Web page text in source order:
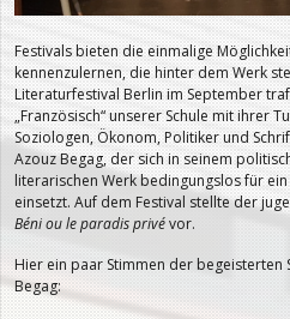
Festivals bieten die einmalige
kennenzulernen, die hinter dem Werk
Literaturfestival Berlin im September
„Französisch“ unserer Schule mit ihrer
Soziologen, Ökonom, Politiker und
Azouz Begag, der sich in seinem
literarischen Werk bedingungslos für
einsetzt. Auf dem Festival stellte der
Béni ou le paradis privévor.
Hier ein paar Stimmen der begeisterten
Begag: